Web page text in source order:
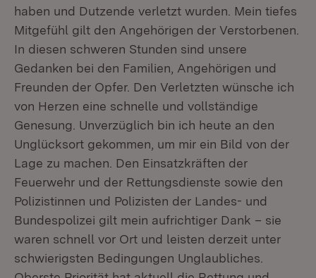
haben und Dutzende verletzt wurden. Mein tiefes
Mitgefühl gilt den Angehörigen der Verstorbenen.
In diesen schweren Stunden sind unsere
Gedanken bei den Familien, Angehörigen und
Freunden der Opfer. Den Verletzten wünsche ich
von Herzen eine schnelle und vollständige
Genesung. Unverzüglich bin ich heute an den
Unglücksort gekommen, um mir ein Bild von der
Lage zu machen. Den Einsatzkräften der
Feuerwehr und der Rettungsdienste sowie den
Polizistinnen und Polizisten der Landes- und
Bundespolizei gilt mein aufrichtiger Dank – sie
waren schnell vor Ort und leisten derzeit unter
schwierigsten Bedingungen Unglaubliches.